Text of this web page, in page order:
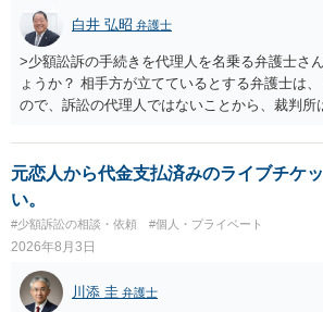
求めるものにすぎません。貴殿の仕入先との取
の内部事情は、私に対する返還義務の発生や履
及ぼすものではありません。 これ以上、本件
せることなく、誠意をもって速やかに返金手
く求めます。 以上
白井 弘昭 弁護士
>少額訟訴の手続きを代理人を名乗る弁護士さ
ょうか？ 相手方が立てているとする弁護士は
ので、訴訟の代理人ではないことから、裁判所
ている場合は、相手方（被告）の住所で訴状を
代理人が就いていたことを知らせると（訴状の
場合も）、裁判所が当該代理人弁護士に事前
受任するかを聞いたうえで、受任の意志が明ら
直接被告に送達するのではなく、代理人に訴状
ります。 ラインのやり取りでしか証拠がない
かではありません。もちろん弁護士（２０万円
に委任するかも疑わしいのですが）も住所は明
元恋人から代金支払済みのライブチケ
い。
#少額訴訟の相談・依頼 #個人・プライベート
2026年8月3日
川添 圭 弁護士